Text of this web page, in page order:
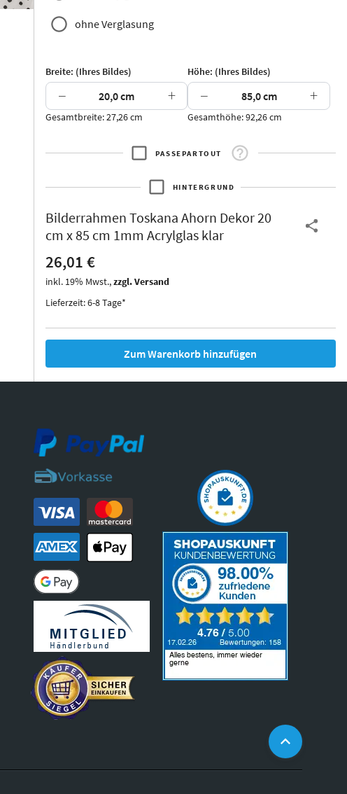
Jersey Dauphine
Arran Luzern Andros Attika
Thurgau
Thurgau
*Canvas*
Burgund
Kunststoff
Ohio
ohne Verglasung
Breite: (Ihres Bildes)
− +
Gesamtbreite: 27,26 cm
Höhe: (Ihres Bildes)
− +
Gesamthöhe: 92,26 cm
PASSEPARTOUT
HINTERGRUND
Bilderrahmen Toskana Ahorn Dekor 20
cm x 85 cm 1mm Acrylglas klar
26,01 €
inkl. 19% Mwst.,zzgl. Versand
Lieferzeit: 6-8 Tage*
Zum Warenkorb hinzufügen